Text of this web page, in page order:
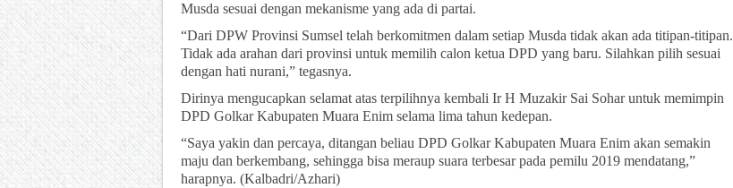
Musda sesuai dengan mekanisme yang ada di partai.
“Dari DPW Provinsi Sumsel telah berkomitmen dalam setiap Musda tidak akan ada titipan-titipan.
Tidak ada arahan dari provinsi untuk memilih calon ketua DPD yang baru. Silahkan pilih sesuai
dengan hati nurani,” tegasnya.
Dirinya mengucapkan selamat atas terpilihnya kembali Ir H Muzakir Sai Sohar untuk memimpin
DPD Golkar Kabupaten Muara Enim selama lima tahun kedepan.
“Saya yakin dan percaya, ditangan beliau DPD Golkar Kabupaten Muara Enim akan semakin
maju dan berkembang, sehingga bisa meraup suara terbesar pada pemilu 2019 mendatang,”
harapnya. (Kalbadri/Azhari)